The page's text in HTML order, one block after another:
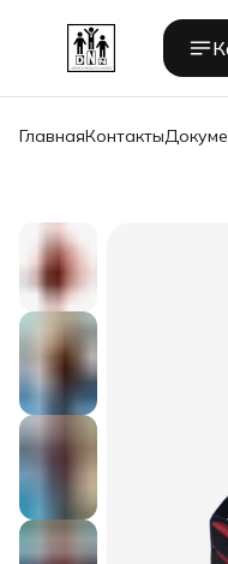
ГлавнаяКонтакты